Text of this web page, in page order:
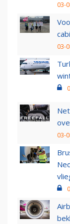
03-
03-
03-